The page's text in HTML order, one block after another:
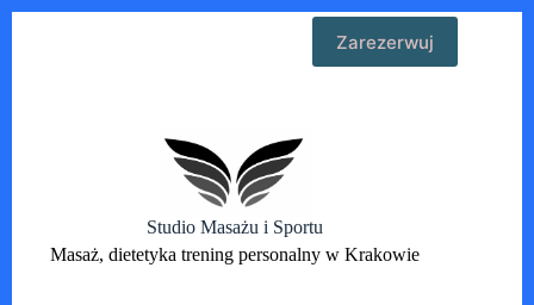
Zarezerwuj
Studio Masażu i Sportu
Masaż, dietetyka trening personalny w Krakowie